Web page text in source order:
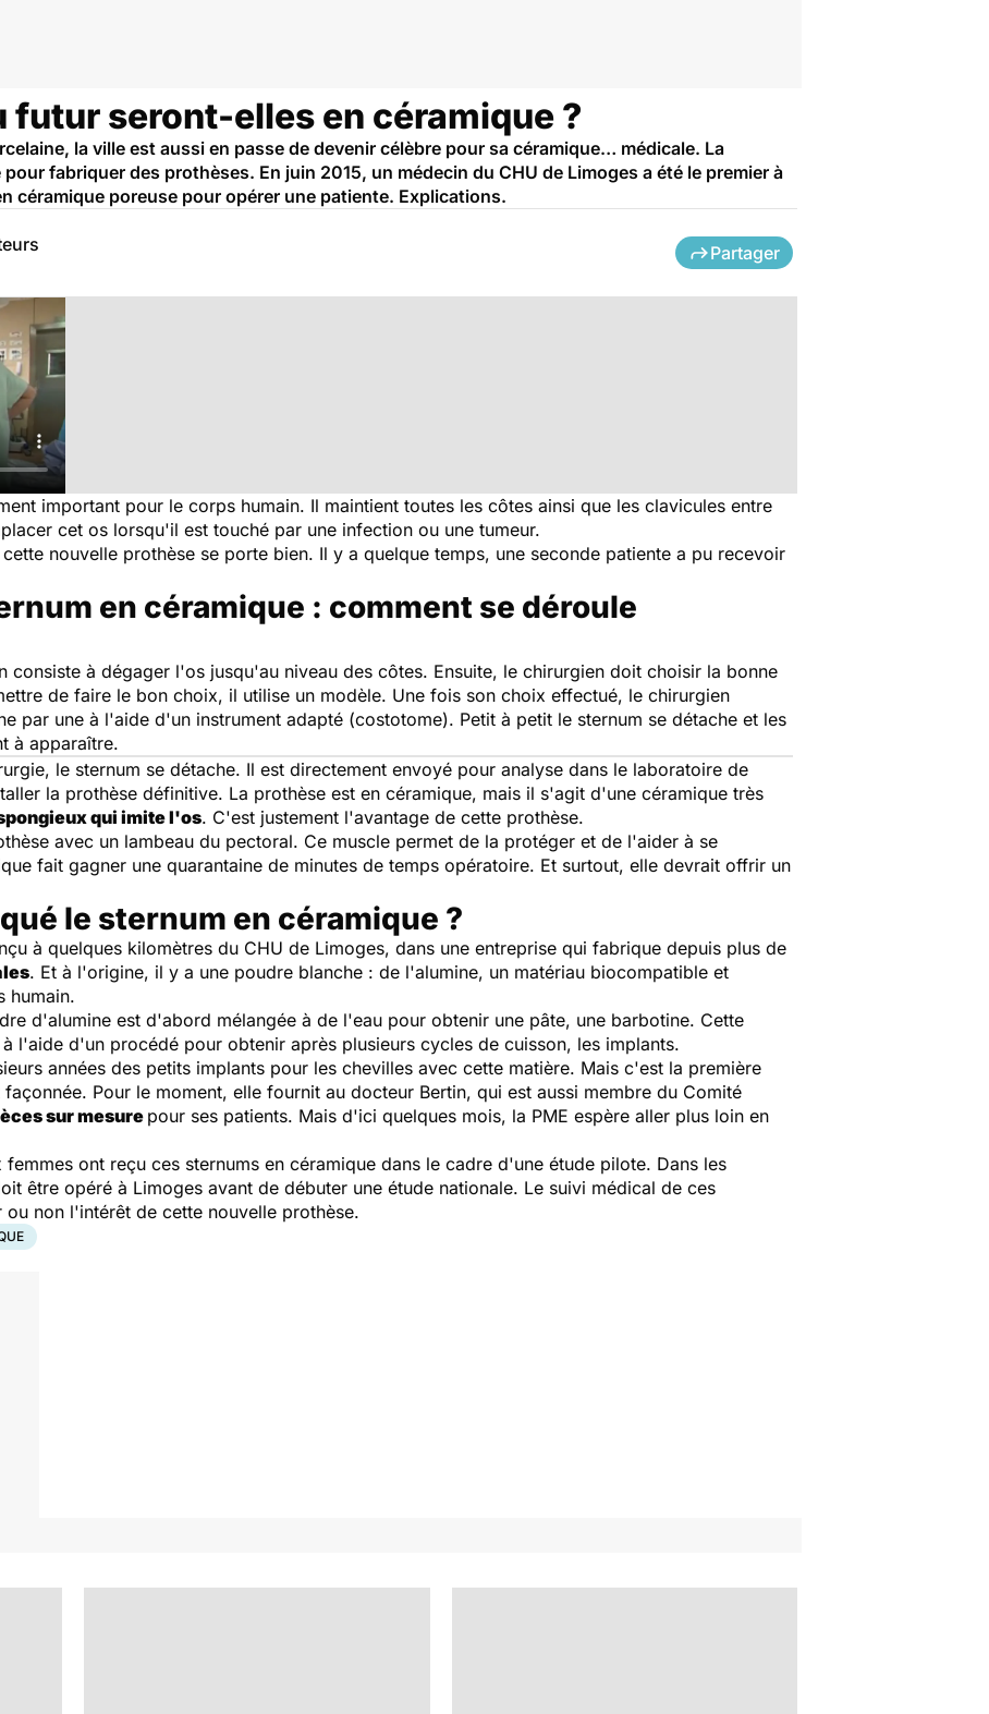
futur seront-elles en céramique ?
la ville est aussi en passe de devenir célèbre pour sa céramique… médicale. La
fabriquer des prothèses. En juin 2015, un médecin du CHU de Limoges a été le premier à
céramique poreuse pour opérer une patiente. Explications.
Partager
important pour le corps humain. Il maintient toutes les côtes ainsi que les clavicules entre
cet os lorsqu'il est touché par une infection ou une tumeur.
nouvelle prothèse se porte bien. Il y a quelque temps, une seconde patiente a pu recevoir
en céramique : comment se déroule
consiste à dégager l'os jusqu'au niveau des côtes. Ensuite, le chirurgien doit choisir la bonne
de faire le bon choix, il utilise un modèle. Une fois son choix effectué, le chirurgien
par une à l'aide d'un instrument adapté (costotome). Petit à petit le sternum se détache et les
à apparaître.
le sternum se détache. Il est directement envoyé pour analyse dans le laboratoire de
la prothèse définitive. La prothèse est en céramique, mais il s'agit d'une céramique très
qui imite l'os. C'est justement l'avantage de cette prothèse.
avec un lambeau du pectoral. Ce muscle permet de la protéger et de l'aider à se
fait gagner une quarantaine de minutes de temps opératoire. Et surtout, elle devrait offrir un
le sternum en céramique ?
à quelques kilomètres du CHU de Limoges, dans une entreprise qui fabrique depuis plus de
. Et à l'origine, il y a une poudre blanche : de l'alumine, un matériau biocompatible et
humain.
d'alumine est d'abord mélangée à de l'eau pour obtenir une pâte, une barbotine. Cette
l'aide d'un procédé pour obtenir après plusieurs cycles de cuisson, les implants.
années des petits implants pour les chevilles avec cette matière. Mais c'est la première
Pour le moment, elle fournit au docteur Bertin, qui est aussi membre du Comité
sur mesurepour ses patients. Mais d'ici quelques mois, la PME espère aller plus loin en
ont reçu ces sternums en céramique dans le cadre d'une étude pilote. Dans les
être opéré à Limoges avant de débuter une étude nationale. Le suivi médical de ces
non l'intérêt de cette nouvelle prothèse.